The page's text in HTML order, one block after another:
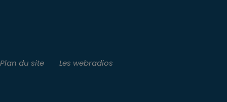
Plan du site Les webradios